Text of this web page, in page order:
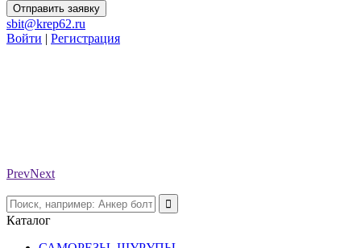
Отправить заявку
sbit@krep62.ru
Войти | Регистрация
PrevNext
Каталог